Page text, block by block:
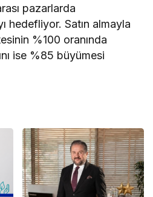
pazarlarda
hedefliyor. Satın almayla
%100 oranında
ise %85 büyümesi